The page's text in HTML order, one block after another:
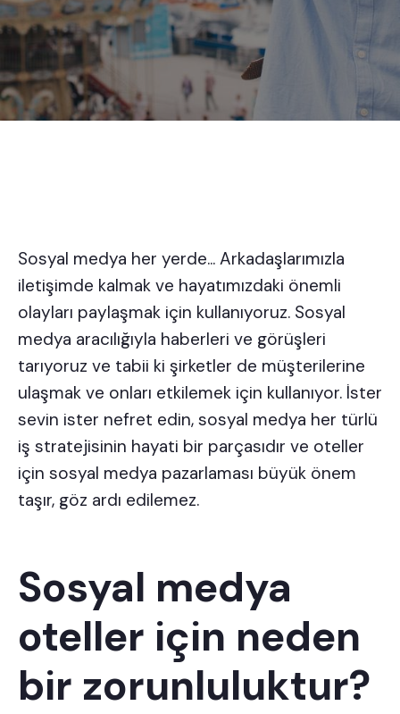
Sosyal medya her yerde... Arkadaşlarımızla
iletişimde kalmak ve hayatımızdaki önemli
olayları paylaşmak için kullanıyoruz. Sosyal
medya aracılığıyla haberleri ve görüşleri
tarıyoruz ve tabii ki şirketler de müşterilerine
ulaşmak ve onları etkilemek için kullanıyor. İster
sevin ister nefret edin, sosyal medya her türlü
iş stratejisinin hayati bir parçasıdır ve oteller
için sosyal medya pazarlaması büyük önem
taşır, göz ardı edilemez.
Sosyal medya
oteller için neden
bir zorunluluktur?